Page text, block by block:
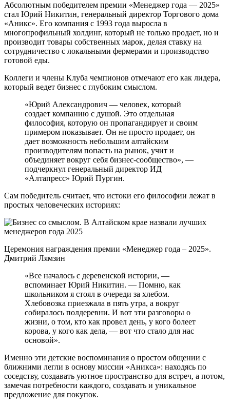
Абсолютным победителем премии «Менеджер года — 2025»
стал Юрий Никитин, генеральный директор Торгового дома
«Аникс». Его компания с 1993 года выросла в
многопрофильный холдинг, который не только продает, но и
производит товары собственных марок, делая ставку на
сотрудничество с локальными фермерами и производство
готовой еды.
Коллеги и члены Клуба чемпионов отмечают его как лидера,
который ведет бизнес с глубоким смыслом.
«Юрий Александрович — человек, который
создает компанию с душой. Это отдельная
философия, которую он пропагандирует и своим
примером показывает. Он не просто продает, он
дает возможность небольшим алтайским
производителям попасть на рынок, учит и
объединяет вокруг себя бизнес-сообщество», —
подчеркнул генеральный директор ИД
«Алтапресс» Юрий Пургин.
Сам победитель считает, что истоки его философии лежат в
простых человеческих историях:
Церемония награждения премии «Менеджер года – 2025».
Дмитрий Лямзин
«Все началось с деревенской истории, —
вспоминает Юрий Никитин. — Помню, как
школьником я стоял в очереди за хлебом.
Хлебовозка приезжала в пять утра, а вокруг
собиралось полдеревни. И вот эти разговоры о
жизни, о том, кто как провел день, у кого болеет
корова, у кого как дела, — вот что стало для нас
основой».
Именно эти детские воспоминания о простом общении с
ближними легли в основу миссии «Аникса»: находясь по
соседству, создавать уютное пространство для встреч, а потом,
замечая потребности каждого, создавать и уникальное
предложение для покупок.